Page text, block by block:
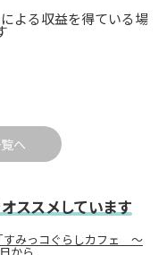
よる収益を得ている場
へ
ススメしています
みっコぐらしカフェ ～